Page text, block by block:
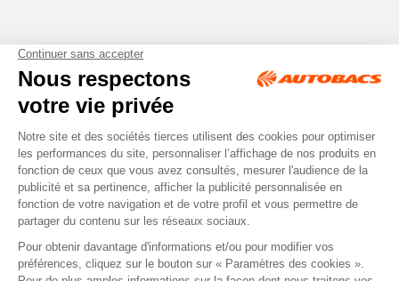
Tous droits réservés © Autobacs
Mentions légales RGPD
Cookies CGV
Facebook Instagram